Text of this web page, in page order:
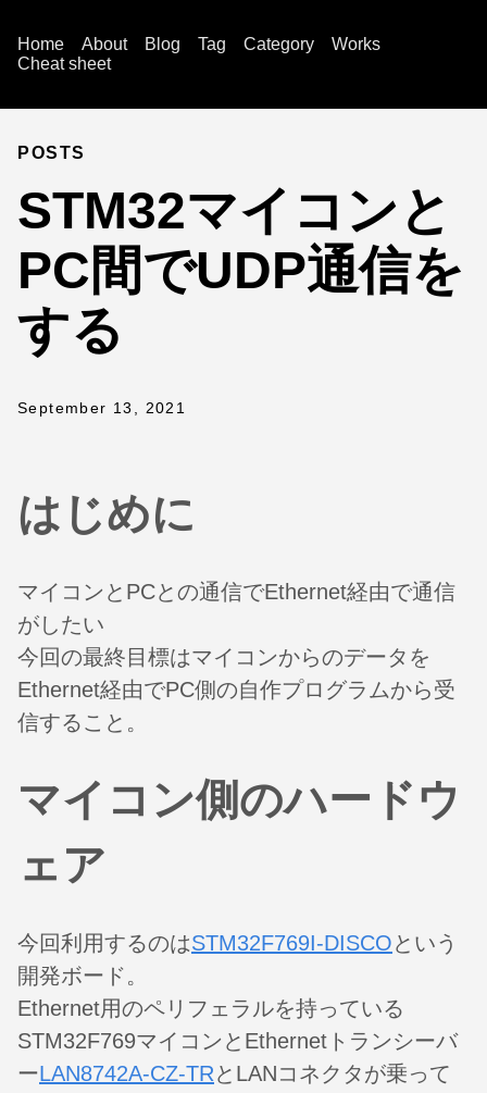
Home About Blog Tag Category
Works
Cheat sheet
POSTS
STM32マイコンと
PC間でUDP通信を
する
September 13, 2021
はじめに
マイコンとPCとの通信でEthernet経由で通信
がしたい
今回の最終目標はマイコンからのデータを
Ethernet経由でPC側の自作プログラムから受
信すること。
マイコン側のハードウ
ェア
今回利用するのはSTM32F769I-DISCOという
開発ボード。
Ethernet用のペリフェラルを持っている
STM32F769マイコンとEthernetトランシーバ
ーLAN8742A-CZ-TRとLANコネクタが乗って